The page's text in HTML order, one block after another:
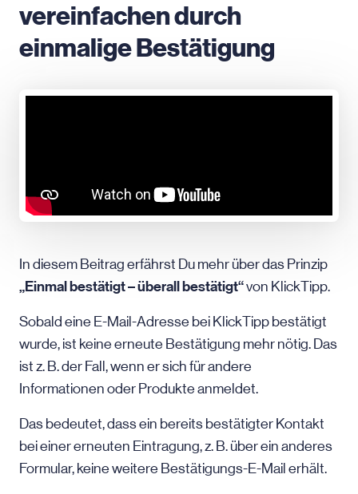
vereinfachen durch
einmalige Bestätigung
In diesem Beitrag erfährst Du mehr über das Prinzip
„Einmal bestätigt – überall bestätigt“von KlickTipp.
Sobald eine E-Mail-Adresse bei KlickTipp bestätigt
wurde, ist keine erneute Bestätigung mehr nötig. Das
ist z. B. der Fall, wenn er sich für andere
Informationen oder Produkte anmeldet.
Das bedeutet, dass ein bereits bestätigter Kontakt
bei einer erneuten Eintragung, z. B. über ein anderes
Formular, keine weitere Bestätigungs-E-Mail erhält.